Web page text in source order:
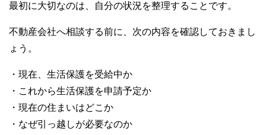
最初に大切なのは、自分の状況を整理することです。
不動産会社へ相談する前に、次の内容を確認しておきまし
ょう。
・現在、生活保護を受給中か
・これから生活保護を申請予定か
・現在の住まいはどこか
・なぜ引っ越しが必要なのか